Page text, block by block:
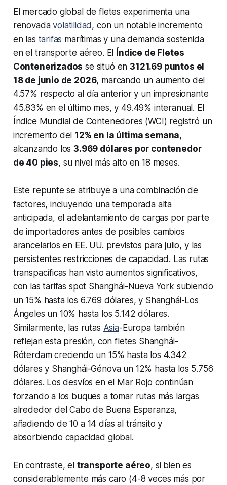
El mercado global de fletes experimenta una
renovadavolatilidad , con un notable incremento
en las tarifas marítimas y una demanda sostenida
en el transporte aéreo. El
Índice de Fletes
Contenerizados se situó en3121.69 puntos el
18 de junio de 2026, marcando un aumento del
4.57% respecto al día anterior y un impresionante
45.83% en el último mes, y 49.49% interanual. El
Índice Mundial de Contenedores (WCI) registró un
incremento del 12% en la última semana,
alcanzando los3.969 dólares por contenedor
de 40 pies, su nivel más alto en 18 meses.
Este repunte se atribuye a una combinación de
factores, incluyendo una temporada alta
anticipada, el adelantamiento de cargas por parte
de importadores antes de posibles cambios
arancelarios en EE. UU. previstos para julio, y las
persistentes restricciones de capacidad. Las rutas
transpacíficas han visto aumentos significativos,
con las tarifas spot Shanghái-Nueva York subiendo
un 15% hasta los 6.769 dólares, y Shanghái-Los
Ángeles un 10% hasta los 5.142 dólares.
Similarmente, las rutas Asia-Europa también
reflejan esta presión, con fletes Shanghái-
Róterdam creciendo un 15% hasta los 4.342
dólares y Shanghái-Génova un 12% hasta los 5.756
dólares. Los desvíos en el Mar Rojo continúan
forzando a los buques a tomar rutas más largas
alrededor del Cabo de Buena Esperanza,
añadiendo de 10 a 14 días al tránsito y
absorbiendo capacidad global.
En contraste, el transporte aéreo, si bien es
considerablemente más caro (4-8 veces más por